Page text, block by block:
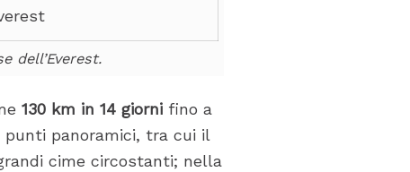
dell’Everest.
130 km in 14 giorni fino a
punti panoramici, tra cui il
cime circostanti; nella